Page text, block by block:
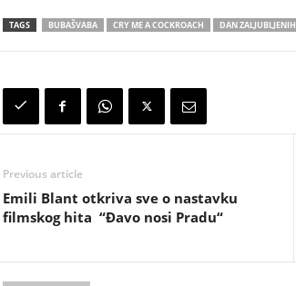
TAGS BUBAŠVABA CRY ME A COCKROACH DAN ZALJUBLJENIH
Previous article
Emili Blant otkriva sve o nastavku
filmskog hita “Đavo nosi Pradu“